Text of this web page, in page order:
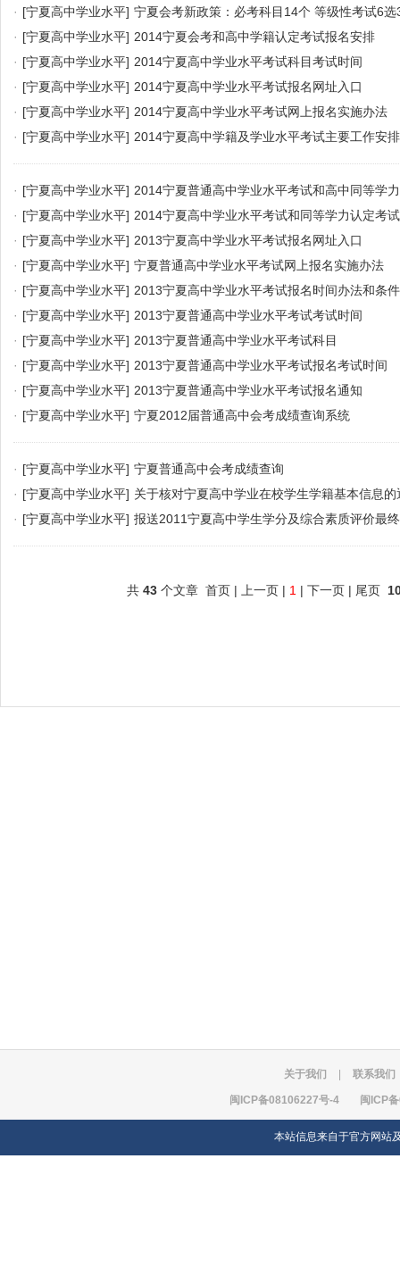
· [宁夏高中学业水平] 宁夏会考新政策：必考科目14个 等级性考试6选
· [宁夏高中学业水平] 2014宁夏会考和高中学籍认定考试报名安排
· [宁夏高中学业水平] 2014宁夏高中学业水平考试科目考试时间
· [宁夏高中学业水平] 2014宁夏高中学业水平考试报名网址入口
· [宁夏高中学业水平] 2014宁夏高中学业水平考试网上报名实施办法
· [宁夏高中学业水平] 2014宁夏高中学籍及学业水平考试主要工作安排
· [宁夏高中学业水平] 2014宁夏普通高中学业水平考试和高中同等学
知
· [宁夏高中学业水平] 2014宁夏高中学业水平考试和同等学力认定考
· [宁夏高中学业水平] 2013宁夏高中学业水平考试报名网址入口
· [宁夏高中学业水平] 宁夏普通高中学业水平考试网上报名实施办法
· [宁夏高中学业水平] 2013宁夏高中学业水平考试报名时间办法和条件
· [宁夏高中学业水平] 2013宁夏普通高中学业水平考试考试时间
· [宁夏高中学业水平] 2013宁夏普通高中学业水平考试科目
· [宁夏高中学业水平] 2013宁夏普通高中学业水平考试报名考试时间
· [宁夏高中学业水平] 2013宁夏普通高中学业水平考试报名通知
· [宁夏高中学业水平] 宁夏2012届普通高中会考成绩查询系统
· [宁夏高中学业水平] 宁夏普通高中会考成绩查询
· [宁夏高中学业水平] 关于核对宁夏高中学业在校学生学籍基本信息的
· [宁夏高中学业水平] 报送2011宁夏高中学生学分及综合素质评价最
共 43 个文章 首页 | 上一页 | 1 | 下一页 | 尾页
关于我们 联系我们
闽ICP备08106227号-4 闽ICP
本站信息来自于官方网站